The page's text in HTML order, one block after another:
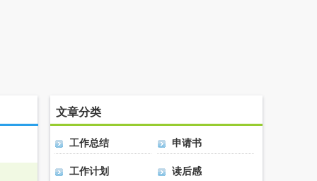
文章分类
工作总结 申请书
工作计划 读后感